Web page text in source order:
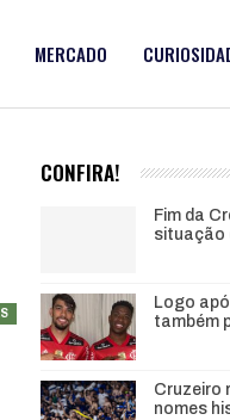
MERCADO
CONFIRA!
Fim da
situação
Logo
também
Cruzeiro
nomes